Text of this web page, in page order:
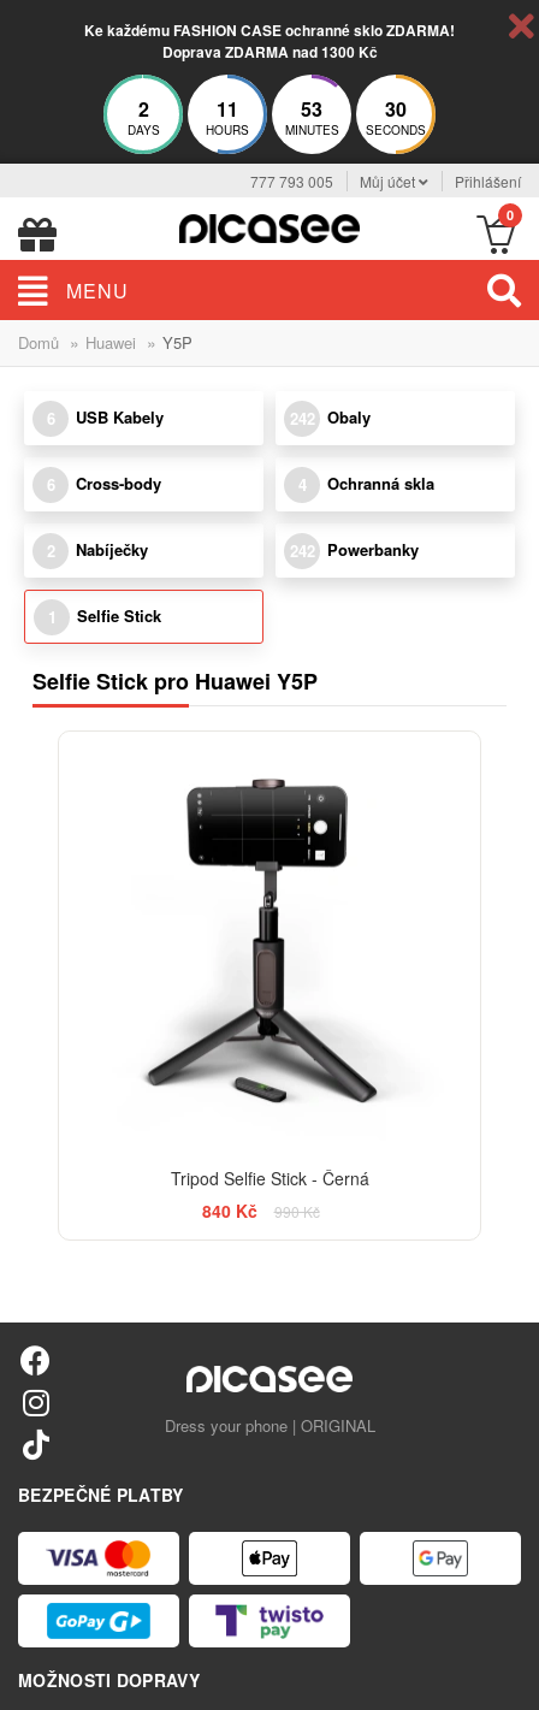
Ke každému FASHION CASE ochranné sklo ZDARMA!
Doprava ZDARMA nad 1300 Kč
2
DAYS
11
HOURS
53
MINUTES
30
SECONDS
777 793 005 Můj účet Přihlášení
0
MENU
Domů » Huawei » Y5P
6 USB Kabely 242 Obaly
6 Cross-body 4 Ochranná skla
2 Nabíječky 242 Powerbanky
1 Selfie Stick
Selfie Stick pro Huawei Y5P
Tripod Selfie Stick - Černá
840 Kč
990 Kč
Dress your phone | ORIGINAL
BEZPEČNÉ PLATBY
MOŽNOSTI DOPRAVY